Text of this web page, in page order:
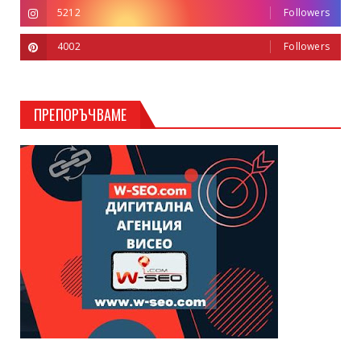
5212 Followers
4002 Followers
ПРЕПОРЪЧВАМЕ